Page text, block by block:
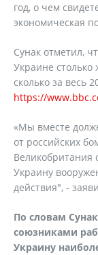
год, о чем
экономическая
Сунак отметил,
Украине
сколько за весь
https://
«Мы вместе
от российских
Великобритания
Украину
действия", -
По словам
союзниками
Украину